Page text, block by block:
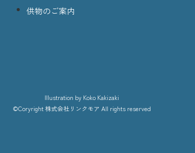
供物のご案内
lllustration by Koko Kakizaki
©Coryright 株式会社リンクモア All rights reserved